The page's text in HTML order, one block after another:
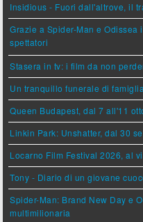
Insidious - Fuori dall'altrove, il
Grazie a Spider-Man e
spettatori
Stasera in tv: i film da non
Un tranquillo funerale di
Queen Budapest, dal 7 all'11
Linkin Park: Unshatter, dal 30
Locarno Film Festival 2026, al
Tony - Diario di un giovane
Spider-Man: Brand New Day e
multimilionaria